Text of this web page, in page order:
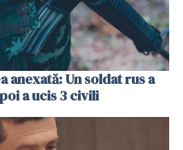
anexată: Un soldat rus a
a ucis 3 civili